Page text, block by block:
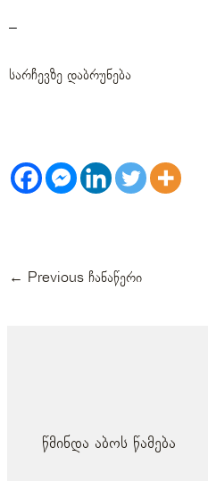
–
სარჩევზე დაბრუნება
← Previous ჩანაწერი
წმინდა აბოს წამება